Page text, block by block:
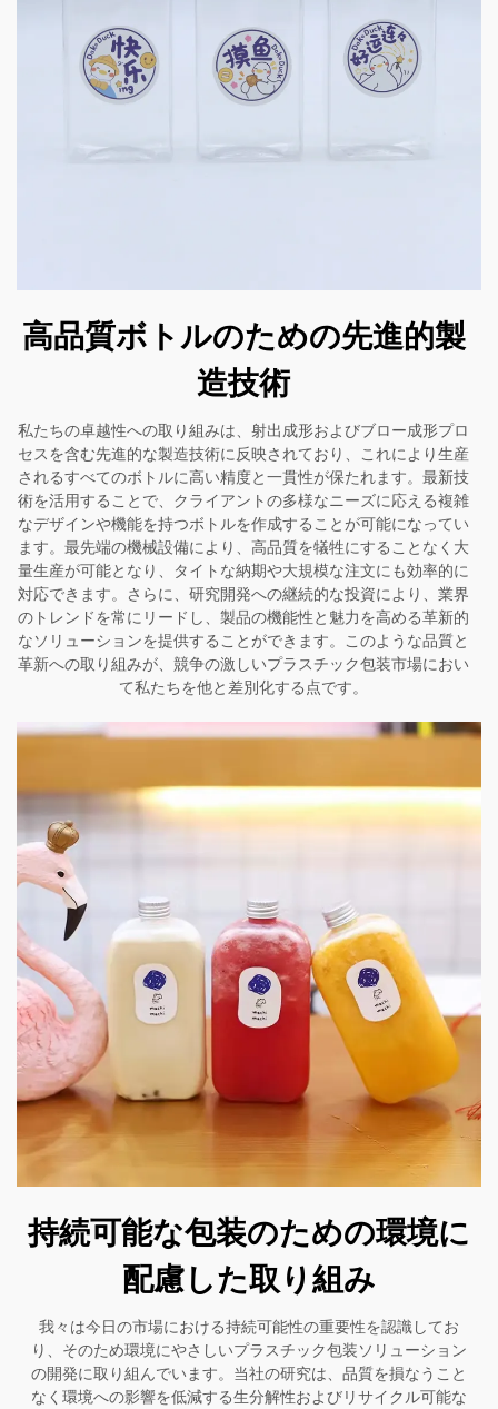
高品質ボトルのための先進的製
造技術
私たちの卓越性への取り組みは、射出成形およびブロー成形プロ
セスを含む先進的な製造技術に反映されており、これにより生産
されるすべてのボトルに高い精度と一貫性が保たれます。最新技
術を活用することで、クライアントの多様なニーズに応える複雑
なデザインや機能を持つボトルを作成することが可能になってい
ます。最先端の機械設備により、高品質を犠牲にすることなく大
量生産が可能となり、タイトな納期や大規模な注文にも効率的に
対応できます。さらに、研究開発への継続的な投資により、業界
のトレンドを常にリードし、製品の機能性と魅力を高める革新的
なソリューションを提供することができます。このような品質と
革新への取り組みが、競争の激しいプラスチック包装市場におい
て私たちを他と差別化する点です。
持続可能な包装のための環境に
配慮した取り組み
我々は今日の市場における持続可能性の重要性を認識してお
り、そのため環境にやさしいプラスチック包装ソリューション
の開発に取り組んでいます。当社の研究は、品質を損なうこと
なく環境への影響を低減する生分解性およびリサイクル可能な